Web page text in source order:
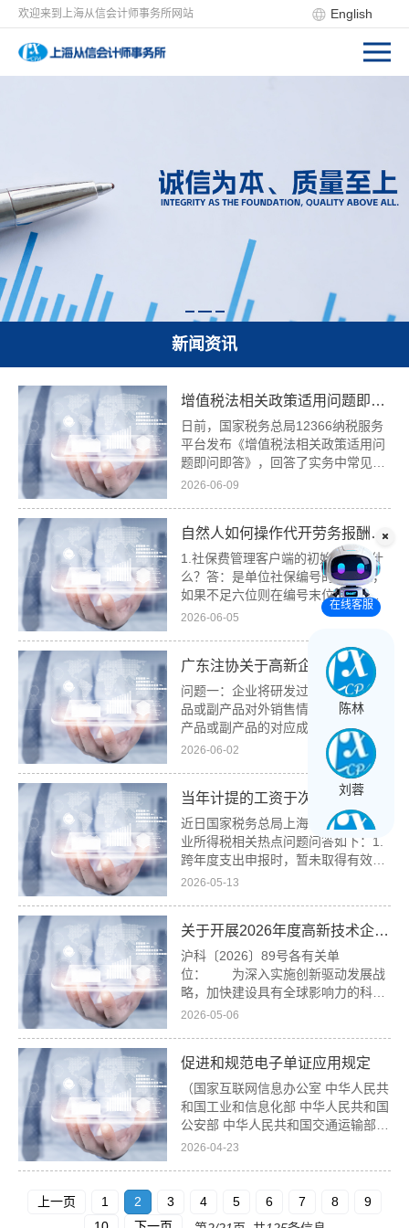
欢迎来到上海从信会计师事务所网站 English
新闻资讯
增值税法相关政策适用问题即问即答
日前，国家税务总局12366纳税服务
平台发布《增值税法相关政策适用问
题即问即答》，回答了实务中常见的
增值税征免、简易计税政策的适用、
2026年1月1日起，对各级政府及主
管部门委托...
2026-06-09
自然人如何操作代开劳务报酬发票？
1.社保费管理客户端的初始密码是什
么？答：是单位社保编号的后六位，
如果不足六位则在编号末位补0至六
位。单位社保编号您可通过在电子税
端、12366纳税服务热线或12333社
保热线进行查看。您也可通过电子税
务局-...
2026-06-05
广东注协关于高新企业认定审计有关问题的解答
问题一：企业将研发过程中产出的产
品或副产品对外销售情形下，已销售
产品或副产品的对应成本是否确认为
高新技术企业认定中的研发费用，应
如何把握该种情形？答：《企业会计
准则解释第15号》(财会〔2021〕35
号)规定，企业将固定资产达到预定可
使用状...
2026-06-02
近日国家税务总局上海市税务局就企
业所得税相关热点问题问答如下：1.
跨年度支出申报时，暂未取得有效凭
证怎么办？ 答：如果企业当年度
有效凭证，企业在预缴季度所得税
时，可暂按账面发...
2026-05-13
关于开展2026年度高新技术企业认定管理相关工作的通知
沪科〔2026〕89号各有关单
位： 为深入实施创新驱动发展战
略，加快建设具有全球影响力的科技
创新中心，进一步发挥高新技术企业
〔2016〕32号，以下简称《认定办
法》）、《高新技...
2026-05-06
促进和规范电子单证应用规定
（国家互联网信息办公室 中华人民共
和国工业和信息化部 中华人民共和国
公安部 中华人民共和国交通运输部
中华人民共和国商务部 中国人民银行
监督管理总局 令 第22号 202...
2026-04-23
上一页 1 2 3 4 5 6 7 8
9
在线客服
陈林
刘蓉
王长球
黄文星